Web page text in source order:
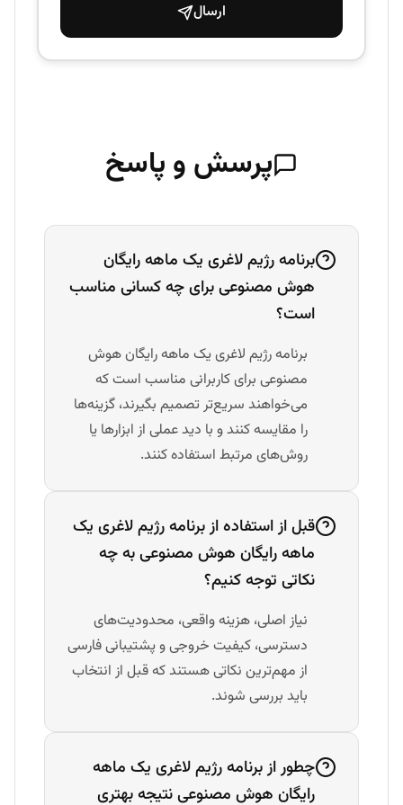
ارسال
پرسش و پاسخ
برنامه رژیم لاغری یک ماهه رایگان
هوش مصنوعی برای چه کسانی مناسب
است؟
برنامه رژیم لاغری یک ماهه رایگان هوش
مصنوعی برای کاربرانی مناسب است که
می‌خواهند سریع‌تر تصمیم بگیرند، گزینه‌ها
را مقایسه کنند و با دید عملی از ابزارها یا
روش‌های مرتبط استفاده کنند.
قبل از استفاده از برنامه رژیم لاغری یک
ماهه رایگان هوش مصنوعی به چه
نکاتی توجه کنیم؟
نیاز اصلی، هزینه واقعی، محدودیت‌های
دسترسی، کیفیت خروجی و پشتیبانی فارسی
از مهم‌ترین نکاتی هستند که قبل از انتخاب
باید بررسی شوند.
چطور از برنامه رژیم لاغری یک ماهه
رایگان هوش مصنوعی نتیجه بهتری